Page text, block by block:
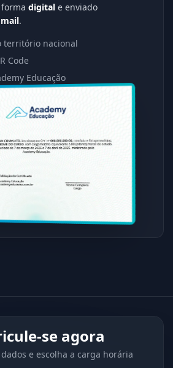
digital e enviado
.
território nacional
Code
Educação
se agora
e escolha a carga horária